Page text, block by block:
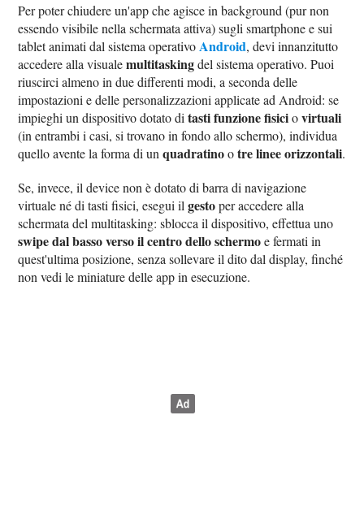
Per poter chiudere un'app che agisce in background (pur non
essendo visibile nella schermata attiva) sugli smartphone e sui
tablet animati dal sistema operativo Android, devi innanzitutto
accedere alla visualemultitaskingdel sistema operativo. Puoi
riuscirci almeno in due differenti modi, a seconda delle
impostazioni e delle personalizzazioni applicate ad Android: se
impieghi un dispositivo dotato ditasti funzione fisiciovirtuali
(in entrambi i casi, si trovano in fondo allo schermo), individua
quello avente la forma di unquadratinootre linee orizzontali.
Se, invece, il device non è dotato di barra di navigazione
virtuale né di tasti fisici, esegui ilgestoper accedere alla
schermata del multitasking: sblocca il dispositivo, effettua uno
swipe dal basso verso il centro dello schermoe fermati in
quest'ultima posizione, senza sollevare il dito dal display, finché
non vedi le miniature delle app in esecuzione.